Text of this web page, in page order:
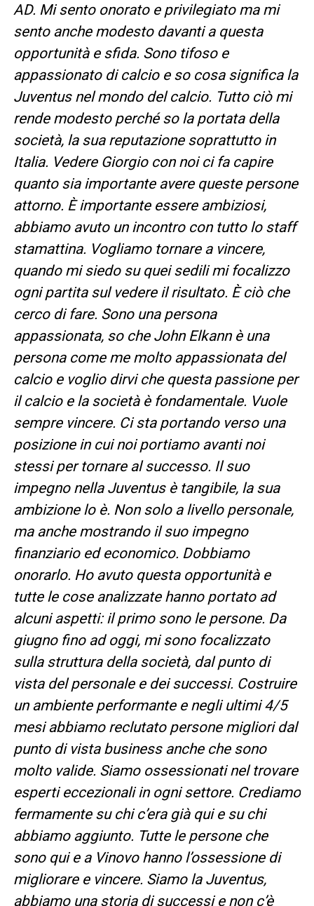
AD. Mi sento onorato e privilegiato ma mi
sento anche modesto davanti a questa
opportunità e sfida. Sono tifoso e
appassionato di calcio e so cosa significa la
Juventus nel mondo del calcio. Tutto ciò mi
rende modesto perché so la portata della
società, la sua reputazione soprattutto in
Italia. Vedere Giorgio con noi ci fa capire
quanto sia importante avere queste persone
attorno. È importante essere ambiziosi,
abbiamo avuto un incontro con tutto lo staff
stamattina. Vogliamo tornare a vincere,
quando mi siedo su quei sedili mi focalizzo
ogni partita sul vedere il risultato. È ciò che
cerco di fare. Sono una persona
appassionata, so che John Elkann è una
persona come me molto appassionata del
calcio e voglio dirvi che questa passione per
il calcio e la società è fondamentale. Vuole
sempre vincere. Ci sta portando verso una
posizione in cui noi portiamo avanti noi
stessi per tornare al successo. Il suo
impegno nella Juventus è tangibile, la sua
ambizione lo è. Non solo a livello personale,
ma anche mostrando il suo impegno
finanziario ed economico. Dobbiamo
onorarlo. Ho avuto questa opportunità e
tutte le cose analizzate hanno portato ad
alcuni aspetti: il primo sono le persone. Da
giugno fino ad oggi, mi sono focalizzato
sulla struttura della società, dal punto di
vista del personale e dei successi. Costruire
un ambiente performante e negli ultimi 4/5
mesi abbiamo reclutato persone migliori dal
punto di vista business anche che sono
molto valide. Siamo ossessionati nel trovare
esperti eccezionali in ogni settore. Crediamo
fermamente su chi c’era già qui e su chi
abbiamo aggiunto. Tutte le persone che
sono qui e a Vinovo hanno l’ossessione di
migliorare e vincere. Siamo la Juventus,
abbiamo una storia di successi e non c’è